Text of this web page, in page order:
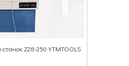
Z28-250 YTMTOOLS